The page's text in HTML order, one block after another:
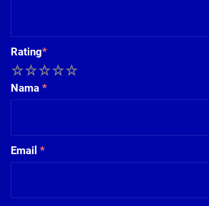
Rating*
5
4
3
2
Nama *
Email *